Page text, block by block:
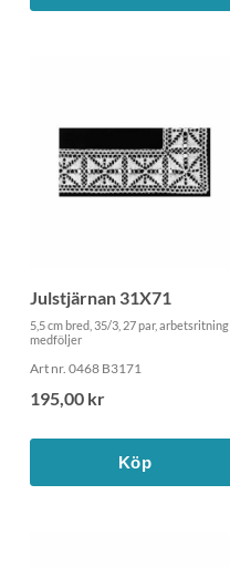
Julstjärnan 31X71
5,5 cm bred, 35/3, 27 par, arbetsritning
medföljer
Art nr. 0468 B3171
195,00 kr
Köp